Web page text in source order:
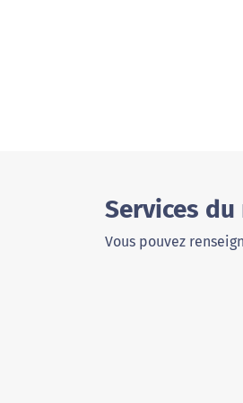
Services du
Vous pouvez